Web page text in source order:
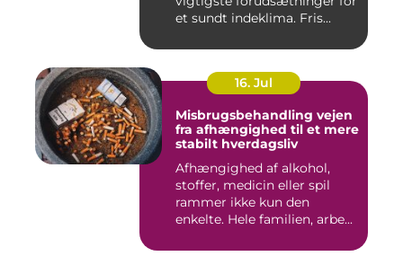
et sundt indeklima. Fris...
16. Jul
Misbrugsbehandling vejen
fra afhængighed til et mere
stabilt hverdagsliv
Afhængighed af alkohol,
stoffer, medicin eller spil
rammer ikke kun den
enkelte. Hele familien, arbe...